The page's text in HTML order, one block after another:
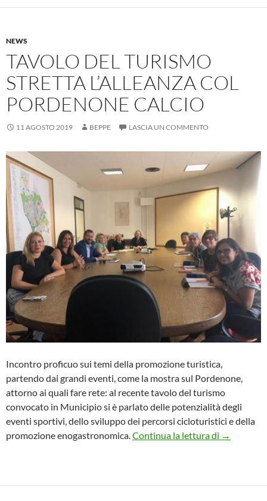
NEWS
TAVOLO DEL TURISMO
STRETTA L’ALLEANZA COL
PORDENONE CALCIO
11 AGOSTO 2019 BEPPE LASCIA UN COMMENTO
Incontro proficuo sui temi della promozione turistica,
partendo dai grandi eventi, come la mostra sul Pordenone,
attorno ai quali fare rete: al recente tavolo del turismo
convocato in Municipio si è parlato delle potenzialità degli
eventi sportivi, dello sviluppo dei percorsi cicloturistici e della
promozione enogastronomica. Continua la lettura di Tavolo
→